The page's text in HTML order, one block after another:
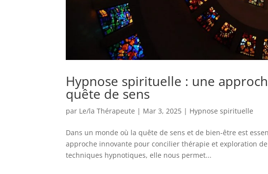
Hypnose spirituelle : une
quête de sens
par Le/la Thérapeute | Mar 3, 2025 | Hypnose spirituelle
Dans un monde où la quête de sens et de bien-être est
approche innovante pour concilier thérapie et exploration
techniques hypnotiques, elle nous permet...